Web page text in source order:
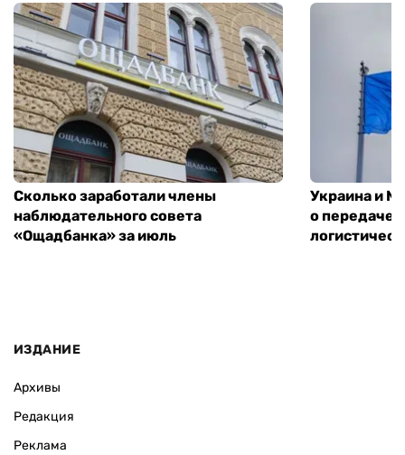
Сколько заработали члены
наблюдательного совета
«Ощадбанка» за июль
Украина и
о передаче
ИЗДАНИЕ
Архивы
Редакция
Реклама